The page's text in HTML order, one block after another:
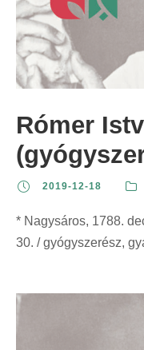
Rómer
2019-12-18
* Nagysáros, 1788.
30. / gyógyszerész,